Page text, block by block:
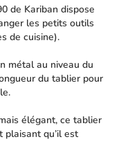
de Kariban dispose
les petits outils
de cuisine).
métal au niveau du
du tablier pour
élégant, ce tablier
plaisant qu’il est